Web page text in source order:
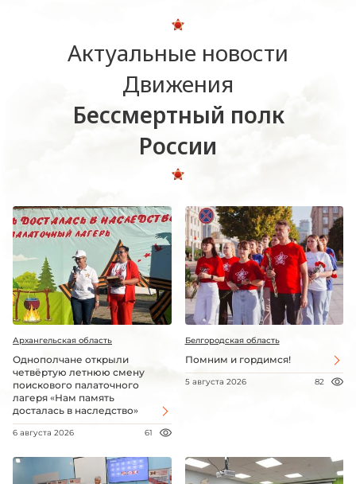
Актуальные новости
Движения
Бессмертный полк
России
Архангельская область
Однополчане открыли
четвёртую летнюю смену
поискового палаточного
лагеря «Нам память
досталась в наследство»
6 августа 2026 61
Белгородская область
Помним и гордимся!
5 августа 2026 82